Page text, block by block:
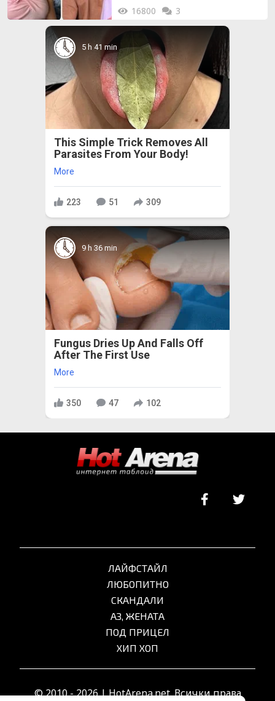
16800 3
5 h 41 min
This Simple Trick Removes All
Parasites From Your Body!
More
223 51 309
9 h 36 min
Fungus Dries Up And Falls Off
After The First Use
More
350 47 102
ЛАЙФСТАЙЛ
ЛЮБОПИТНО
СКАНДАЛИ
АЗ, ЖЕНАТА
ПОД ПРИЦЕЛ
ХИП ХОП
© 2010 - 2026 | HotArena.net. Всички права